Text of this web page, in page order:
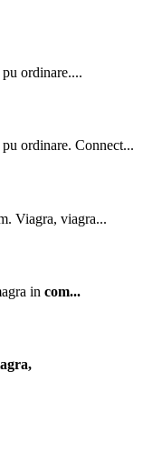
ordinare....
ordinare. Connect...
Viagra, viagra...
in com...